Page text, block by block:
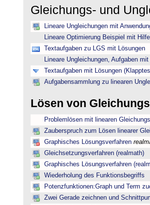
Gleichungs- und
Lineare Ungleichungen mit
Lineare Optimierung Beispiel mit
Textaufgaben zu LGS mit Lösungen
Lineare Ungleichungen, Aufgaben
Textaufgaben mit Lösungen
Aufgabensammlung zu linearen
Lösen von
Problemlösen mit linearen
Zauberspruch zum Lösen linearer
Graphisches Lösungsverfahren
Gleichsetzungsverfahren (realmath)
Graphisches Lösungsverfahren
Wiederholung des Funktionsbegriffs
Potenzfunktionen:Graph und Term
Zwei Gerade zeichnen und